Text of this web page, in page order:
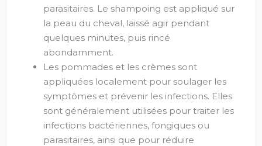
parasitaires. Le shampoing est appliqué sur
la peau du cheval, laissé agir pendant
quelques minutes, puis rincé
abondamment.
Les pommades et les crèmes sont
appliquées localement pour soulager les
symptômes et prévenir les infections. Elles
sont généralement utilisées pour traiter les
infections bactériennes, fongiques ou
parasitaires, ainsi que pour réduire